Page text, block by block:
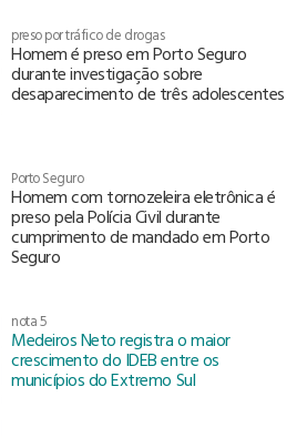
preso por tráfico de drogas
Homem é preso em Porto Seguro
durante investigação sobre
desaparecimento de três adolescentes
Porto Seguro
Homem com tornozeleira eletrônica é
preso pela Polícia Civil durante
cumprimento de mandado em Porto
Seguro
nota 5
Medeiros Neto registra o maior
crescimento do IDEB entre os
municípios do Extremo Sul